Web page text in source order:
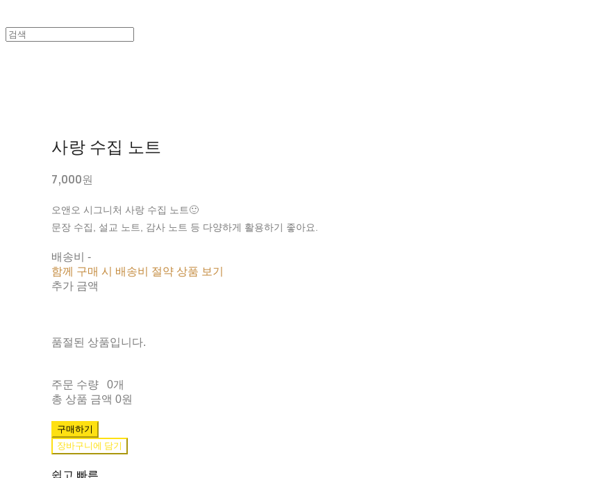
사랑 수집 노트
7,000원
오앤오 시그니처 사랑 수집 노트🙂
문장 수집, 설교 노트, 감사 노트 등 다양하게 활용하기 좋아요.
배송비-
함께 구매 시 배송비 절약 상품 보기
추가 금액
품절된 상품입니다.
주문 수량
0개
총 상품 금액 0원
구매하기
장바구니에 담기
쉽고 빠른